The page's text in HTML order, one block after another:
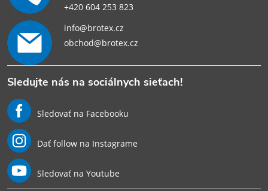
+420 604 253 823
info@brotex.cz
obchod@brotex.cz
Sledujte nás na sociálnych sieťach!
Sledovať na Facebooku
Dať follow na Instagrame
Sledovať na Youtube